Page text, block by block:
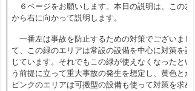
６ページをお願いします。本日の説明は、この左
から右に向かって説明します。
一番左は事故を防止するための対策でございまし
て、この緑のエリアは常設の設備を中心に対策を講
じています。それでもこの緑が使えなくなったとい
う前提に立って重大事故の発生を想定し、黄色とか
ピンクのエリアは可搬型の設備も使って対策を求め